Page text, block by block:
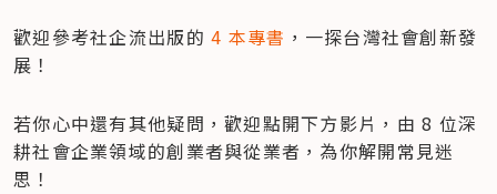
歡迎參考社企流出版的 4 本專書 ，一探台灣社會創新發
展！
若你心中還有其他疑問，歡迎點開下方影片，由 8 位深
耕社會企業領域的創業者與從業者，為你解開常見迷
思！